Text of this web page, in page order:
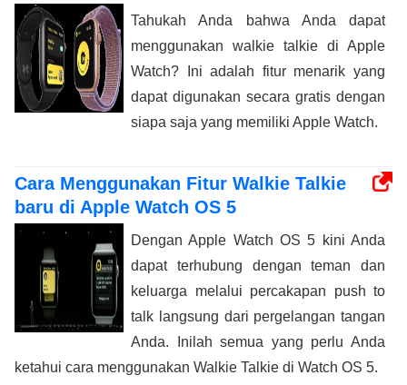
Tahukah Anda bahwa Anda dapat
menggunakan walkie talkie di Apple
Watch? Ini adalah fitur menarik yang
dapat digunakan secara gratis dengan
siapa saja yang memiliki Apple Watch.
Cara Menggunakan Fitur Walkie Talkie
baru di Apple Watch OS 5
Dengan Apple Watch OS 5 kini Anda
dapat terhubung dengan teman dan
keluarga melalui percakapan push to
talk langsung dari pergelangan tangan
Anda. Inilah semua yang perlu Anda
ketahui cara menggunakan Walkie Talkie di Watch OS 5.